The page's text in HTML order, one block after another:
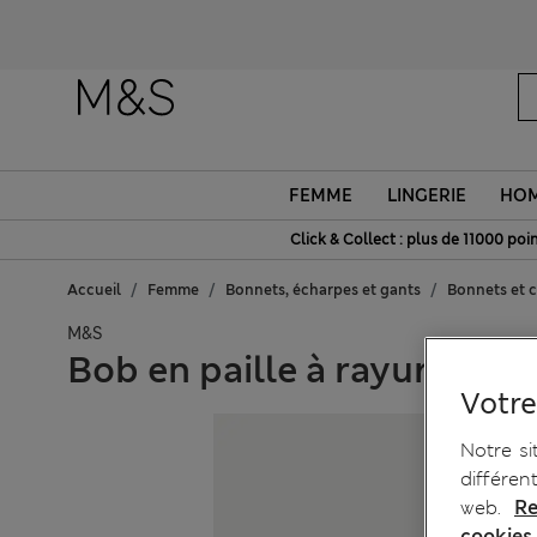
FEMME LINGERIE
Click & Collect : plus de 11000
Accueil Femme Bonnets, écharpes et gants Bonnets et
M&S
Bob en paille à rayures
Notre
web.